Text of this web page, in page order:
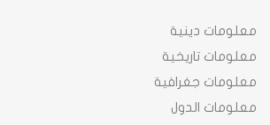
معلومات دينية
معلومات تاريخية
معلومات جغرافية
معلومات الدول